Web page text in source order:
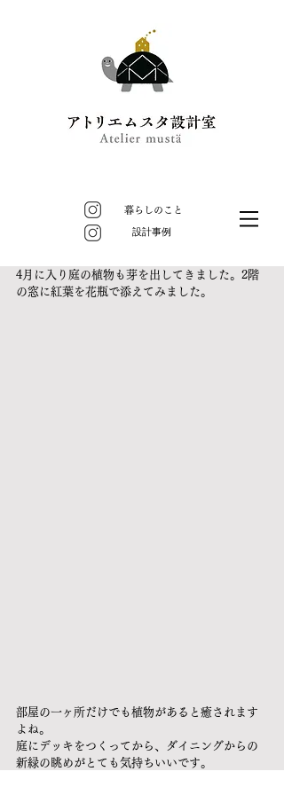
暮らしのこと
​設計事例
4月に入り庭の植物も芽を出してきました。2階
の窓に紅葉を花瓶で添えてみました。
部屋の一ヶ所だけでも植物があると癒されます
よね。
庭にデッキをつくってから、ダイニングからの
新緑の眺めがとても気持ちいいです。